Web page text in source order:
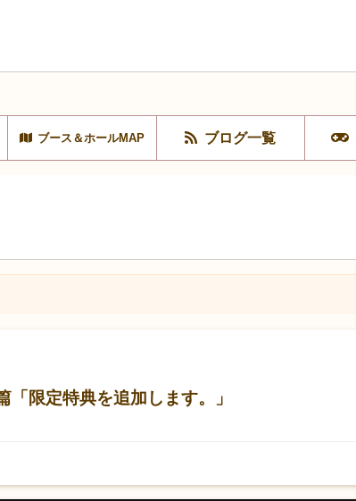
ブース＆ホールMAP ブログ一覧
限定特典を追加します。」